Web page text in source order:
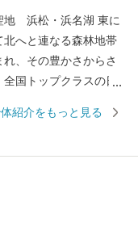
浜松・浜名湖 東に
へと連なる森林地帯
、その豊かさからさ
国トップクラスの日
ものづくりの街は生
楽しむことができ、
紹介をもっと見る